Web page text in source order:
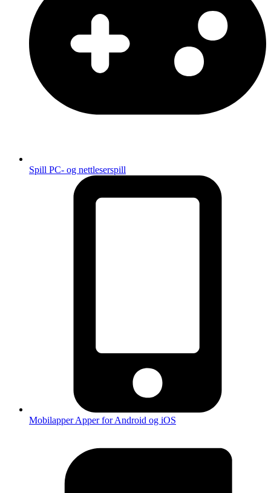
Spill PC- og nettleserspill
MobilapperApper for Android og iOS